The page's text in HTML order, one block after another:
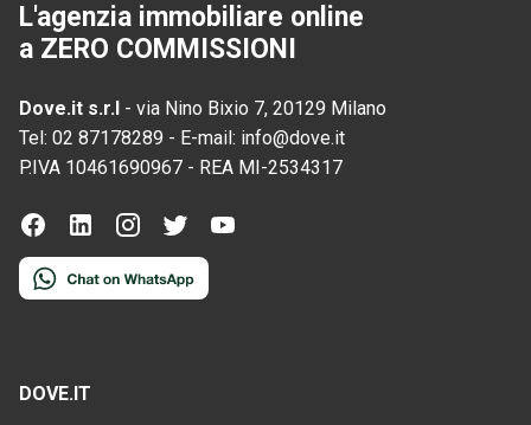
L'agenzia immobiliare online
a ZERO COMMISSIONI
Dove.it s.r.l - via Nino Bixio 7, 20129 Milano
Tel: 02 87178289 - E-mail: info@dove.it
P.IVA 10461690967 - REA MI-2534317
DOVE.IT